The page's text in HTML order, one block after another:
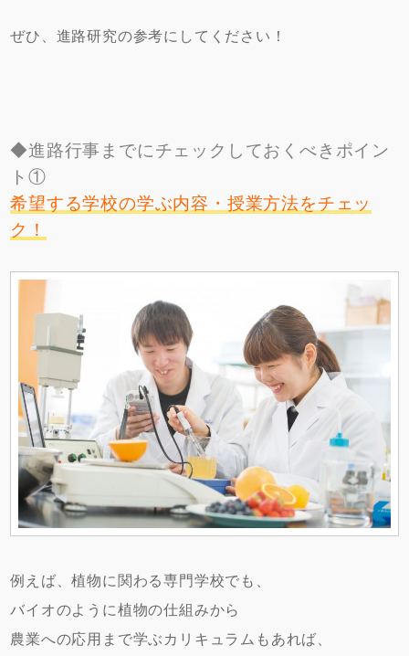
ぜひ、進路研究の参考にしてください！
◆進路行事までにチェックしておくべきポイン
ト①
希望する学校の学ぶ内容・授業方法をチェッ
ク！
例えば、植物に関わる専門学校でも、
バイオのように植物の仕組みから
農業への応用まで学ぶカリキュラムもあれば、